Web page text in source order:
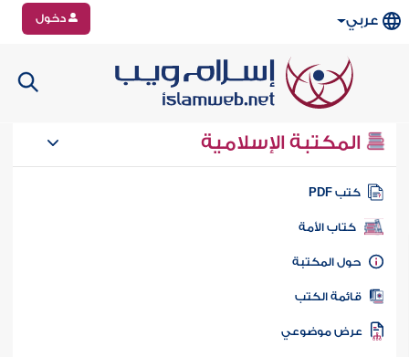
عربي دخول
المكتبة الإسلامية
كتب PDF
كتاب الأمة
المكتبة
الكتب